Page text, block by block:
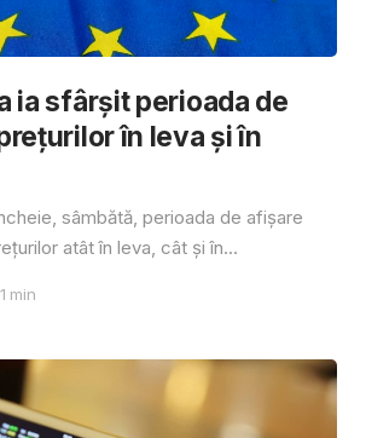
ia sfârşit perioada de
în ​​leva și în
sâmbătă, perioada de afișare
atât în ​​leva, cât și în...
min